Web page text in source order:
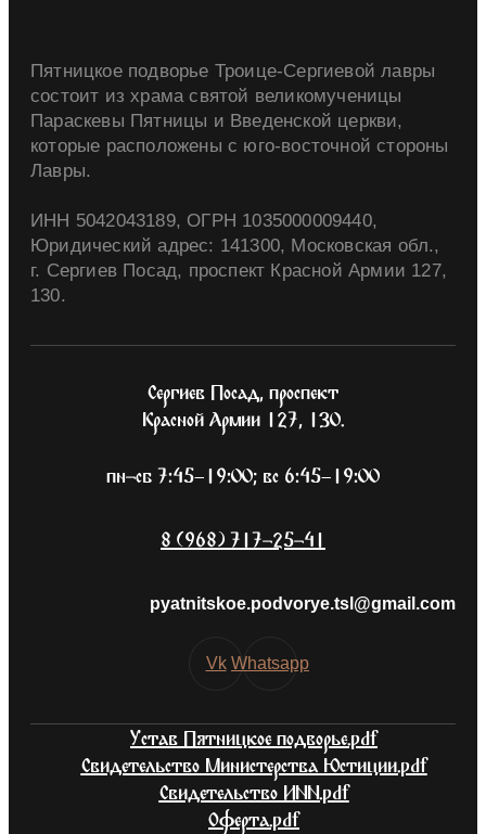
Пятницкое подворье Троице-Сергиевой лавры
состоит из храма святой великомученицы
Параскевы Пятницы и Введенской церкви,
которые расположены с юго-восточной стороны
Лавры.
ИНН 5042043189, ОГРН 1035000009440,
Юридический адрес: 141300, Московская обл.,
г. Сергиев Посад, проспект Красной Армии 127,
130.
Сергиев Посад, проспект
Красной Армии 127, 130.
пн-сб 7:45–19:00; вс 6:45–19:00
8 (968) 717-25-41
pyatnitskoe.podvorye.tsl@gmail.com
Vk Whatsapp
Устав Пятницкое подворье.pdf
Свидетельство Министерства Юстиции.pdf
Свидетельство ИНН.pdf
Оферта.pdf